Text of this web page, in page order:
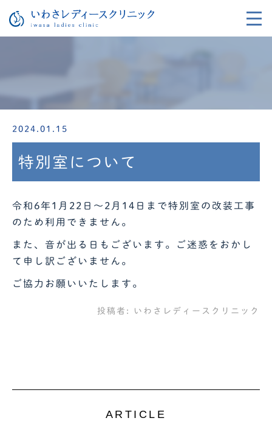
2024.01.15
特別室について
令和6年1月22日～2月14日まで特別室の改装工事
のため利用できません。
また、音が出る日もございます。ご迷惑をおかし
て申し訳ございません。
ご協力お願いいたします。
投稿者: いわさレディースクリニック
ARTICLE